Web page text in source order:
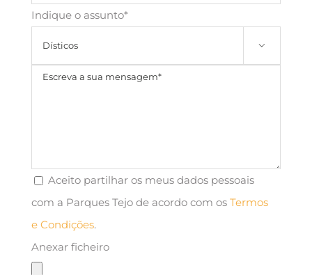
Indique o assunto*

Aceito partilhar os meus dados pessoais
com a Parques Tejo de acordo com os Termos
e Condições.
Anexar ficheiro